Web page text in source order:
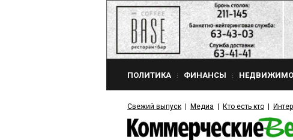
ПОЛИТИКА ФИНАНСЫ
Свежий выпуск Медиа Кто есть кто